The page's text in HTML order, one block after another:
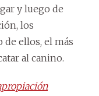
y luego de
los
ellos, el más
al canino.